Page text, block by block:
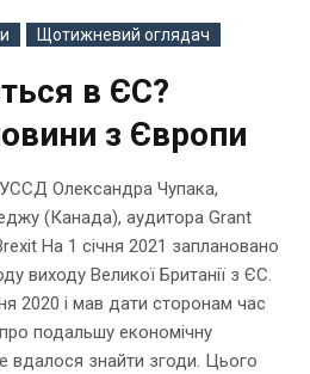
Щотижневий оглядач
в ЄС?
з Європи
Олександра Чупака,
(Канада), аудитора Grant
На 1 січня 2021 заплановано
виходу Великої Британії з ЄС.
2020 і мав дати сторонам час
подальшу економічну
вдалося знайти згоди. Цього